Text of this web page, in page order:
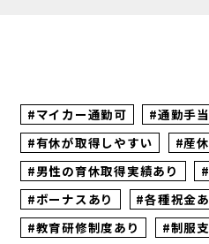
#マイカー通勤可 #通勤手
#有休が取得しやすい
#産
#男性の育休取得実績あり
#ボーナスあり
#各種祝金
#教育研修制度あり
#制服